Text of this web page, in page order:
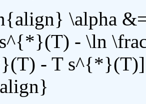
\alpha
- \ln
- T s^{*}(T)]